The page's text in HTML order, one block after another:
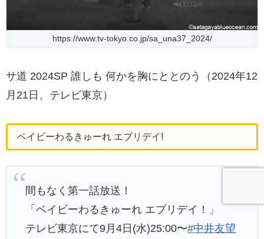
https://www.tv-tokyo.co.jp/sa_una37_2024/
サ道 2024SP 誰しも 何かを胸にととのう（2024年12
月21日、テレビ東京）
ベイビーわるきゅーれ エブリデイ!
間もなく第一話放送！
「ベイビーわるきゅーれ エブリデイ！」
テレビ東京にて9月4日(水)25:00〜#中井友望